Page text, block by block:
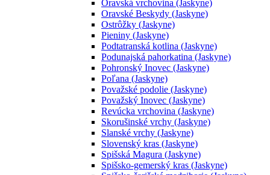
Oravská vrchovina (Jaskyne)
Oravské Beskydy (Jaskyne)
Ostrôžky (Jaskyne)
Pieniny (Jaskyne)
Podtatranská kotlina (Jaskyne)
Podunajská pahorkatina (Jaskyne)
Pohronský Inovec (Jaskyne)
Poľana (Jaskyne)
Považské podolie (Jaskyne)
Považský Inovec (Jaskyne)
Revúcka vrchovina (Jaskyne)
Skorušinské vrchy (Jaskyne)
Slanské vrchy (Jaskyne)
Slovenský kras (Jaskyne)
Spišská Magura (Jaskyne)
Spišsko-gemerský kras (Jaskyne)